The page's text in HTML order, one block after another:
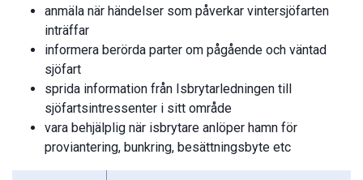
anmäla när händelser som påverkar vintersjöfarten
inträffar
informera berörda parter om pågående och väntad
sjöfart
sprida information från Isbrytarledningen till
sjöfartsintressenter i sitt område
vara behjälplig när isbrytare anlöper hamn för
proviantering, bunkring, besättningsbyte etc